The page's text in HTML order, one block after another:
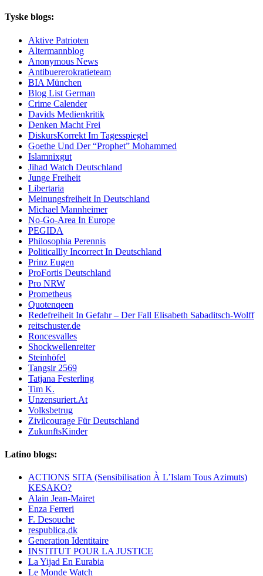
Tyske blogs:
Aktive Patrioten
Altermannblog
Anonymous News
Antibuererokratieteam
BIA München
Blog List German
Crime Calender
Davids Medienkritik
Denken Macht Frei
DiskursKorrekt Im Tagesspiegel
Goethe Und Der “Prophet” Mohammed
Islamnixgut
Jihad Watch Deutschland
Junge Freiheit
Libertaria
Meinungsfreiheit In Deutschland
Michael Mannheimer
No-Go-Area In Europe
PEGIDA
Philosophia Perennis
Politicallly Incorrect In Deutschland
Prinz Eugen
ProFortis Deutschland
Pro NRW
Prometheus
Quotenqeen
Redefreiheit In Gefahr – Der Fall Elisabeth Sabaditsch-Wolff
reitschuster.de
Roncesvalles
Shockwellenreiter
Steinhöfel
Tangsir 2569
Tatjana Festerling
Tim K.
Unzensuriert.At
Volksbetrug
Zivilcourage Für Deutschland
ZukunftsKinder
Latino blogs:
ACTIONS SITA (Sensibilisation À L’Islam Tous Azimuts)
KESAKO?
Alain Jean-Mairet
Enza Ferreri
F. Desouche
respublica,dk
Generation Identitaire
INSTITUT POUR LA JUSTICE
La Yijad En Eurabia
Le Monde Watch